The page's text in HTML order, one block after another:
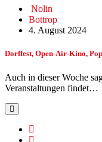
Nolin
Bottrop
4. August 2024
Dorffest, Open-Air-Kino,
Auch in dieser Woche
Veranstaltungen findet…